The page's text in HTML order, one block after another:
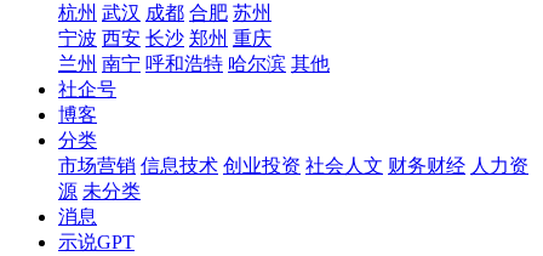
杭州 武汉 成都 合肥 苏州
宁波 西安 长沙 郑州 重庆
兰州 南宁 呼和浩特 哈尔滨 其他
社企号
博客
分类
市场营销 信息技术 创业投资 社会人文 财务财经 人力资
源 未分类
消息
示说GPT